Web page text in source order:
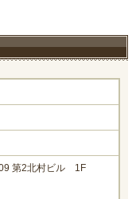
第2北村ビル 1F